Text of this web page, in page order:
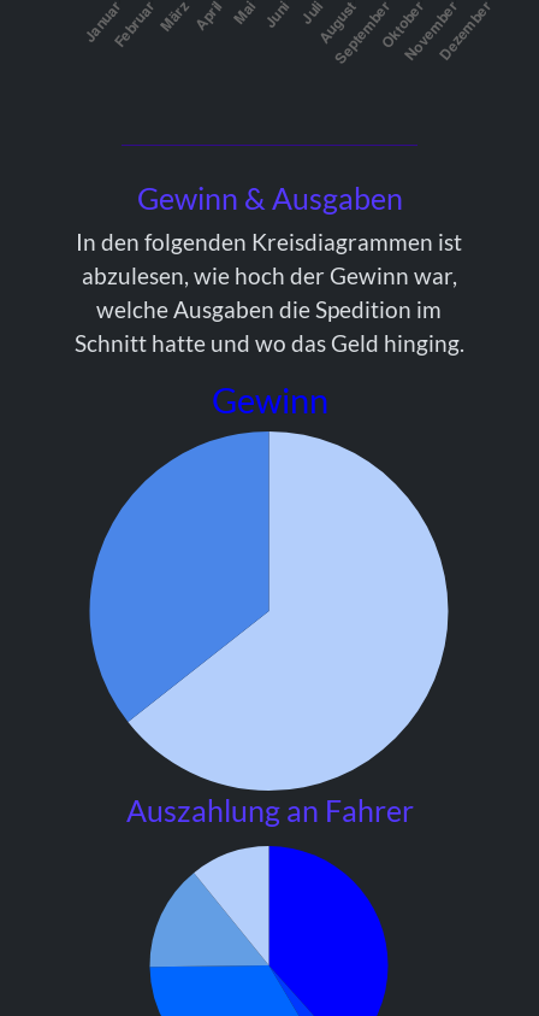
Gewinn & Ausgaben
In den folgenden Kreisdiagrammen ist
abzulesen, wie hoch der Gewinn war,
welche Ausgaben die Spedition im
Schnitt hatte und wo das Geld hinging.
Gewinn
Auszahlung an Fahrer